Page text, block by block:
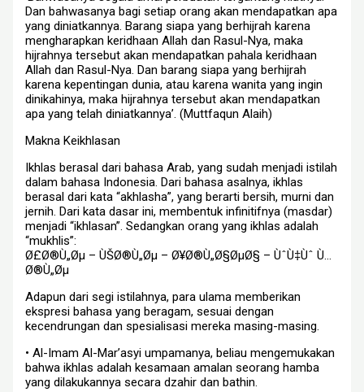
Dan bahwasanya bagi setiap orang akan mendapatkan apa
yang diniatkannya. Barang siapa yang berhijrah karena
mengharapkan keridhaan Allah dan Rasul-Nya, maka
hijrahnya tersebut akan mendapatkan pahala keridhaan
Allah dan Rasul-Nya. Dan barang siapa yang berhijrah
karena kepentingan dunia, atau karena wanita yang ingin
dinikahinya, maka hijrahnya tersebut akan mendapatkan
apa yang telah diniatkannya’. (Muttfaqun Alaih)
Makna Keikhlasan
Ikhlas berasal dari bahasa Arab, yang sudah menjadi istilah
dalam bahasa Indonesia. Dari bahasa asalnya, ikhlas
berasal dari kata “akhlasha”, yang berarti bersih, murni dan
jernih. Dari kata dasar ini, membentuk infinitifnya (masdar)
menjadi “ikhlasan”. Sedangkan orang yang ikhlas adalah
“mukhlis”:
Ø£Ø®Ù„Øµ – ÙŠØ®Ù„Øµ – Ø¥Ø®Ù„Ø§ØµØ§ – ÙˆÙ‡Ùˆ Ù…
Ø®Ù„Øµ
Adapun dari segi istilahnya, para ulama memberikan
ekspresi bahasa yang beragam, sesuai dengan
kecendrungan dan spesialisasi mereka masing-masing.
• Al-Imam Al-Mar’asyi umpamanya, beliau mengemukakan
bahwa ikhlas adalah kesamaan amalan seorang hamba
yang dilakukannya secara dzahir dan bathin.